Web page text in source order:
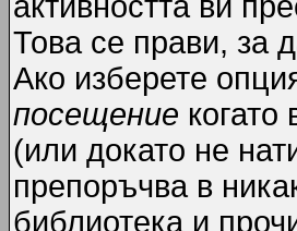
Това се прави, за
Ако изберете
посещение
(или докато не
препоръчва в
библиотека и